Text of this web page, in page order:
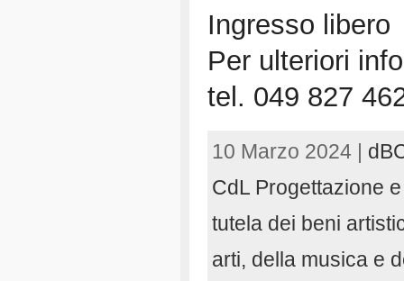
Ingresso libero
Per ulteriori
tel. 049 827
10 Marzo 2024 |
CdL Progettazione
tutela dei beni
arti, della musica e